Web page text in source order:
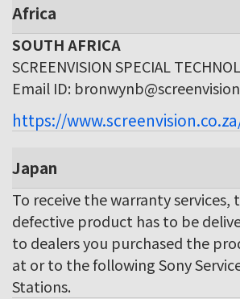
Africa
SOUTH AFRICA
SCREENVISION SPECIAL
Email ID:
https://
Japan
To receive the warranty services,
defective product has to be
to dealers you purchased the
at or to the following Sony
Stations.